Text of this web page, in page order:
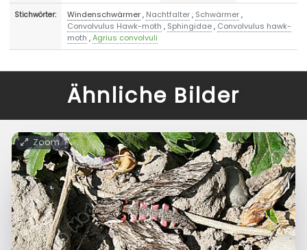
Stichwörter: Windenschwärmer, Nachtfalter, Schwärmer,
Convolvulus Hawk-moth , Sphingidae, Convolvulus hawk-
moth ,Agrius convolvuli
Ähnliche Bilder
Zoom